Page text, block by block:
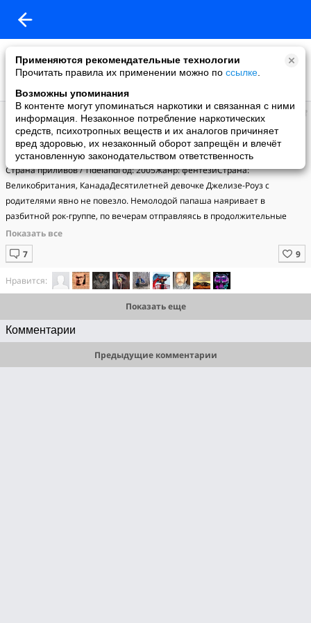
Применяются рекомендательные технологии
Прочитать правила их применении можно по ссылке
Возможны упоминания
В контенте могут упоминаться наркотики и связанная с ними
информация. Незаконное потребление наркотических
средств, психотропных веществ и их аналогов причиняет
вред здоровью, их незаконный оборот запрещён и влечёт
установленную законодательством ответственность
Невероятная Фантастика
добавил видео
13.07.2015
Страна приливов / Tideland
Страна приливов / TidelandГод: 2005Жанр: фентезиСтрана:
Великобритания, КанадаДесятилетней девочке Джелизе-Роуз с
родителями явно не повезло. Немолодой папаша наяривает в
разбитной рок-группе, по вечерам отправляясь в продолжительные
наркотические трипы, мама сидит на таблетках и героине. Но несмотря
на это, дочь любит своих родных, ведь других у неё просто нет. В
подружках — оторванные головы кукол. Нездоровый образ жизни
сводит матушку в могилу, и Ной (отец) решает увести Джелизу-Роуз в
дом своего детства, расположенный в бескрайних просторах
пшеничных полей на окраине города. Побег от реальности приведёт их
в мрачное царство американского захолустья, где самые смелые
городские фантазии выглядят безобидными рождественскими
Нравится:
Показать еще
Комментарии
Предыдущие комментарии